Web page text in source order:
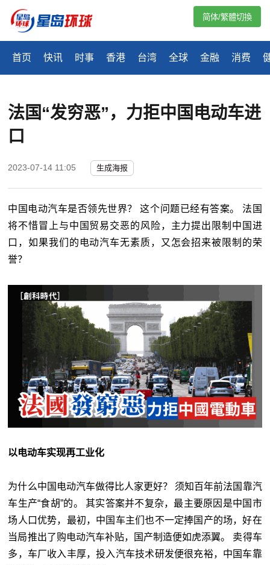
首页 快讯 时事 香港 台湾 全球 金融 消费
简体/繁體切換
法国“发穷恶”，力拒中国电动车进
口
2023-07-14 11:05 生成海报
中国电动汽车是否领先世界？ 这个问题已经有答案。 法国
将不惜冒上与中国贸易交恶的风险，主力提出限制中国进
口，如果我们的电动汽车无素质，又怎会招来被限制的荣
誉？
以电动车实现再工业化
为什么中国电动汽车做得比人家更好？ 须知百年前法国靠汽
车生产“食胡”的。 其实答案并不复杂，最主要原因是中国市
场人口优势，最初，中国车主们也不一定捧国产的场，好在
当局推出了购电动汽车补贴，国产制造便如虎添翼。 卖得车
多，车厂收入丰厚，投入汽车技术研发便很充裕，中国车靠